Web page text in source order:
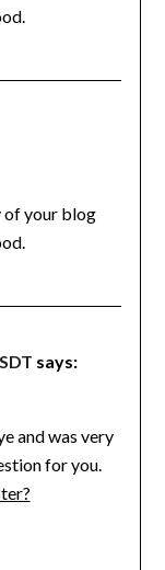
of your blog
says:
and was very
for you.